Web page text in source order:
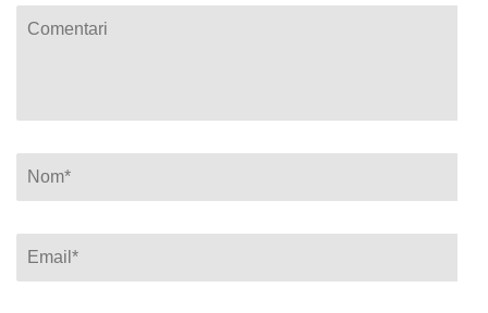
Comentari
Nom*
Email*